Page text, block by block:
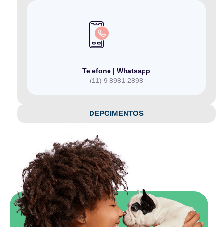
Telefone | Whatsapp
(11) 9 8981-2898
DEPOIMENTOS​